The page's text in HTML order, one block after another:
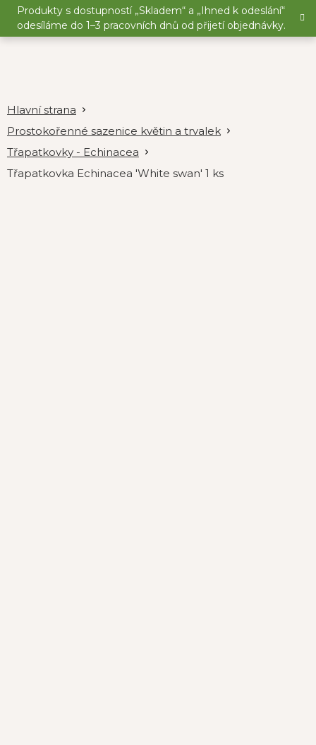
Přejít
obsah
Produkty s dostupností „Skladem“ a „Ihned k odeslání“
odesíláme do 1–3 pracovních dnů od přijetí objednávky.
Prostokořenné sazenice květin a trvalek
Třapatkovky - Echinacea
Třapatkovka Echinacea 'White swan' 1 ks